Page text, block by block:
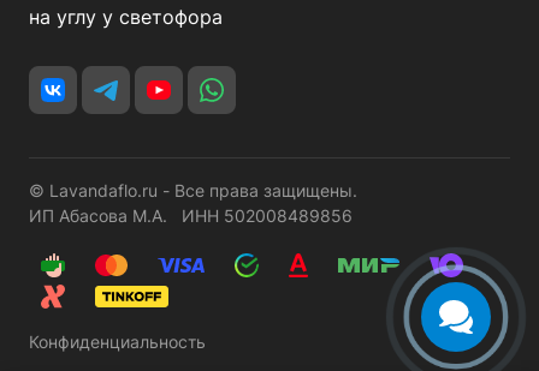
на углу у светофора
© Lavandaflo.ru - Все права защищены.
ИП Абасова М.А. ИНН 502008489856
Конфиденциальность